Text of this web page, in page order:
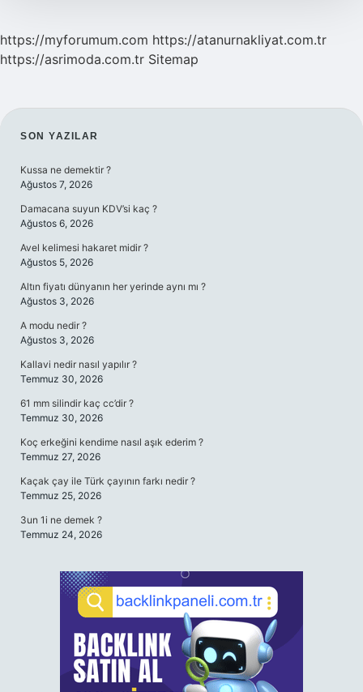
https://myforumum.com https://atanurnakliyat.com.tr
https://asrimoda.com.tr Sitemap
SIDEBAR
SON YAZILAR
Kussa ne demektir ?
Ağustos 7, 2026
Damacana suyun KDV’si kaç ?
Ağustos 6, 2026
Avel kelimesi hakaret midir ?
Ağustos 5, 2026
Altın fiyatı dünyanın her yerinde aynı mı ?
Ağustos 3, 2026
A modu nedir ?
Ağustos 3, 2026
Kallavi nedir nasıl yapılır ?
Temmuz 30, 2026
61 mm silindir kaç cc’dir ?
Temmuz 30, 2026
Koç erkeğini kendime nasıl aşık ederim ?
Temmuz 27, 2026
Kaçak çay ile Türk çayının farkı nedir ?
Temmuz 25, 2026
3un 1i ne demek ?
Temmuz 24, 2026